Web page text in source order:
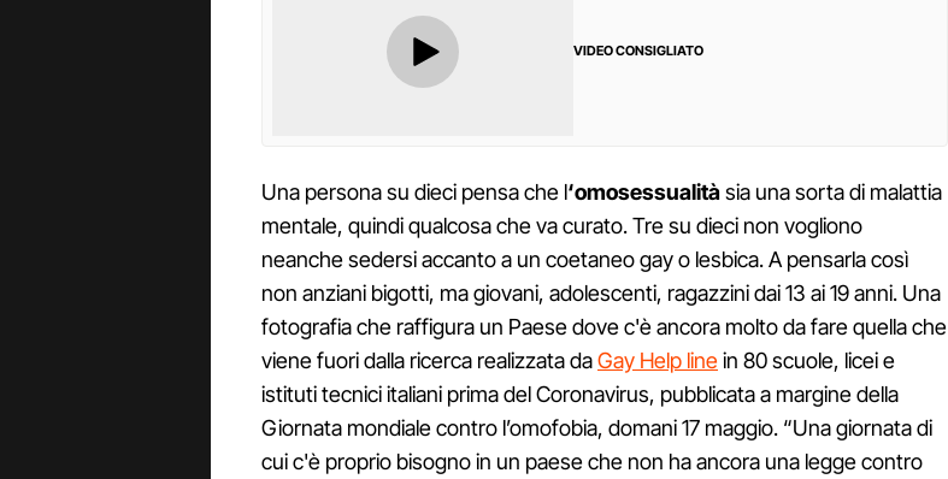
VIDEO CONSIGLIATO
Una persona su dieci pensa che l‘omosessualitàsia una sorta di malattia
mentale, quindi qualcosa che va curato. Tre su dieci non vogliono
neanche sedersi accanto a un coetaneo gay o lesbica. A pensarla così
non anziani bigotti, ma giovani, adolescenti, ragazzini dai 13 ai 19 anni. Una
fotografia che raffigura un Paese dove c'è ancora molto da fare quella che
viene fuori dalla ricerca realizzata daGay Help linein 80 scuole, licei e
istituti tecnici italiani prima del Coronavirus, pubblicata a margine della
Giornata mondiale contro l’omofobia, domani 17 maggio. “Una giornata di
cui c'è proprio bisogno in un paese che non ha ancora una legge contro